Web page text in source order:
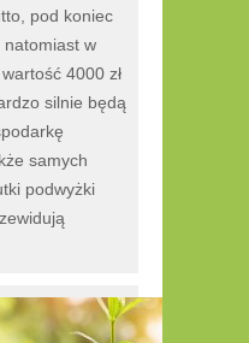
pod koniec
natomiast w
4000 zł
silnie będą
samych
podwyżki